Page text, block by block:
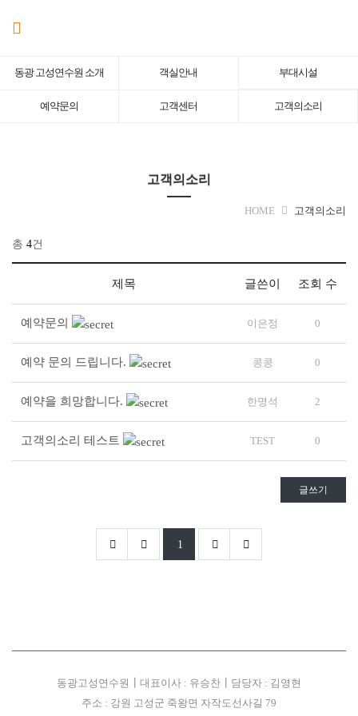
동광 고성연수원 소개 객실안내 부대시설
예약문의 고객센터 고객의소리
HOME 고객의소리
고객의소리
총 4건
제목 글쓴이 조회 수
예약문의 이은정 0
예약 문의 드립니다. 콩콩 0
예약을 희망합니다. 한명석 2
고객의소리 테스트 TEST 0
글쓰기
1
동광고성연수원 대표이사 : 유승찬
담당자 : 김영현
주소 : 강원 고성군 죽왕면 자작도선사길 79